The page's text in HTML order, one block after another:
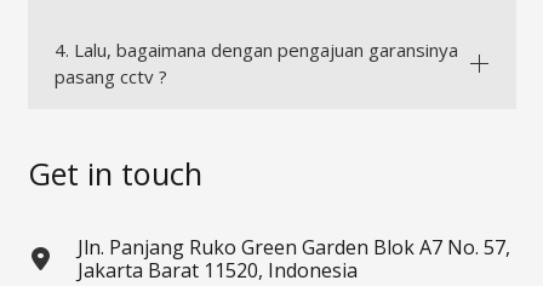
4. Lalu, bagaimana dengan pengajuan garansinya
pasang cctv ?
Get in touch
Jln. Panjang Ruko Green Garden Blok A7 No. 57,
Jakarta Barat 11520, Indonesia